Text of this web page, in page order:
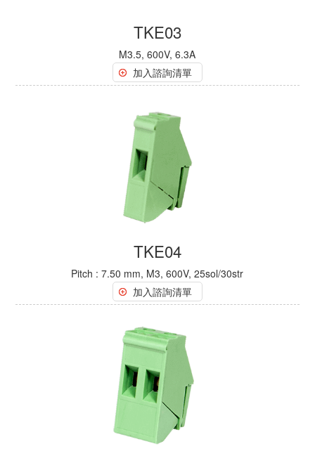
TKE03
M3.5, 600V, 6.3A
加入諮詢清單
TKE04
Pitch : 7.50 mm, M3, 600V, 25sol/30str
加入諮詢清單